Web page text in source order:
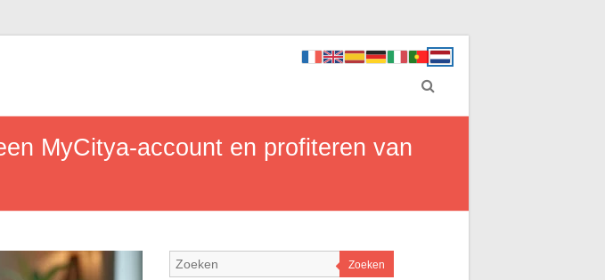
MyCitya-account en profiteren van
Zoeken